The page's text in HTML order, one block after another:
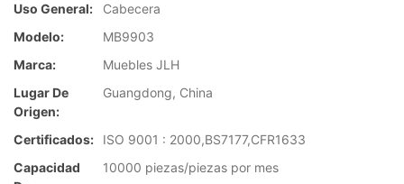
Uso General:
Cabecera
Modelo:
MB9903
Marca:
Muebles JLH
Lugar De
Origen:
Guangdong, China
Certificados:
ISO 9001 : 2000,BS7177,CFR1633
Capacidad
10000 piezas/piezas por mes